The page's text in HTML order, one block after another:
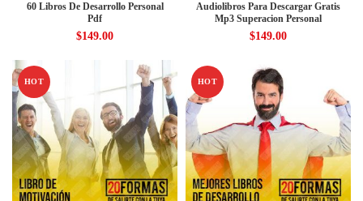
60 Libros De Desarrollo Personal
Pdf
$149.00
Audiolibros Para Descargar Gratis
Mp3 Superacion Personal
$149.00
HOT HOT